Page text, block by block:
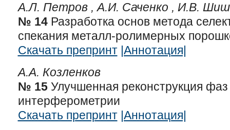
А.Л. Петров ,А.И. Саченко , И.В.
№ 14Разработка основ метода
спекания металл-ролимерных
Скачать препринт |Аннотация|
А.А. Козленков
№ 15Улучшенная реконструкция фаз
интерферометрии
Скачать препринт |Аннотация|